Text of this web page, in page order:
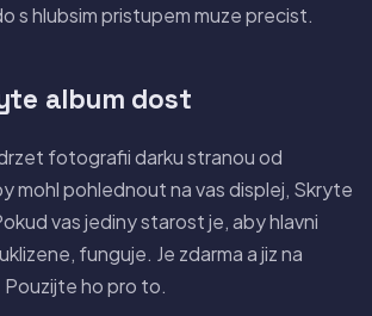
s hlubsim pristupem muze precist.
album dost
fotografii darku stranou od
mohl pohlednout na vas displej, Skryte
vas jediny starost je, aby hlavni
funguje. Je zdarma a jiz na
ho pro to.